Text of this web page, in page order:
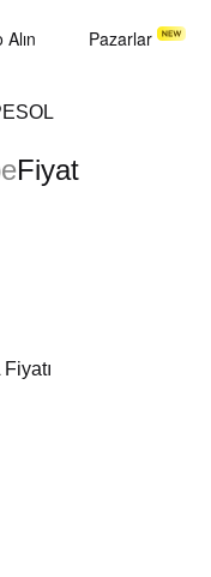
Alın Pazarlar
Fiyat